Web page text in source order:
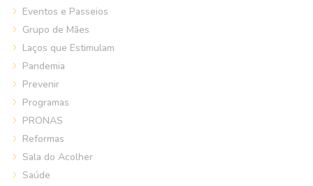
Eventos e Passeios
Grupo de Mães
Laços que Estimulam
Pandemia
Prevenir
Programas
PRONAS
Reformas
Sala do Acolher
Saúde